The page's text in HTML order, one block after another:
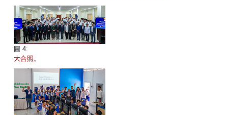
圖 4:
大合照。